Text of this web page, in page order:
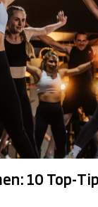
10 Top-